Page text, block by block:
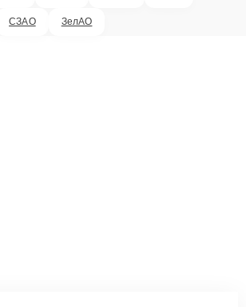
СЗАО ЗелАО